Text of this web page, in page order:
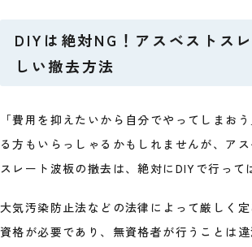
DIYは絶対NG！アスベストス
しい撤去方法
「費用を抑えたいから自分でやってしまお
る方もいらっしゃるかもしれませんが、アス
スレート波板の撤去は、絶対にDIYで行って
大気汚染防止法などの法律によって厳しく
資格が必要であり、無資格者が行うことは